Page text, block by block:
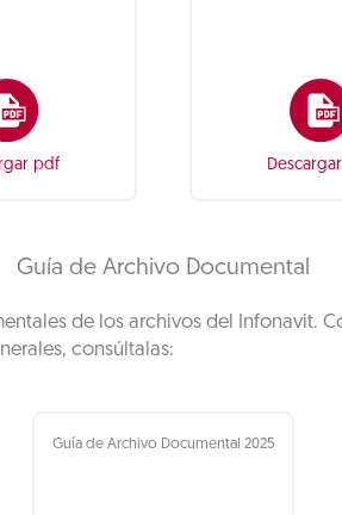
pdf
Guía de Archivo Documental
de los archivos del Infonavit.
consúltalas:
Guía de Archivo Documental 2025